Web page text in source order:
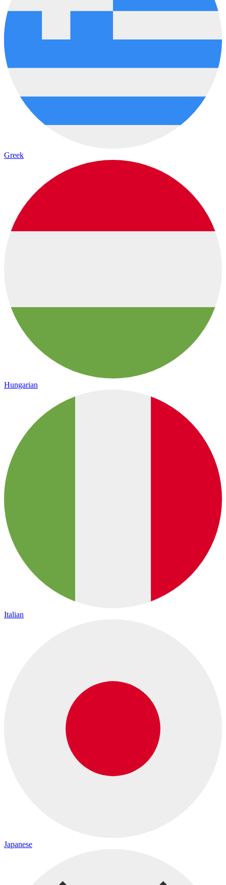
Greek
Hungarian
Italian
Japanese